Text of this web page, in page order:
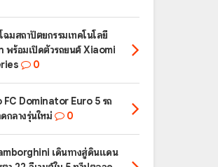
ฉมสถาปัตยกรรมเทคโนโลยี
พร้อมเปิดตัวรถยนต์ Xiaomi
0
FC Dominator Euro 5 รถ
กลางรุ่นใหม่
0
เดินทางสู่ดินแดน